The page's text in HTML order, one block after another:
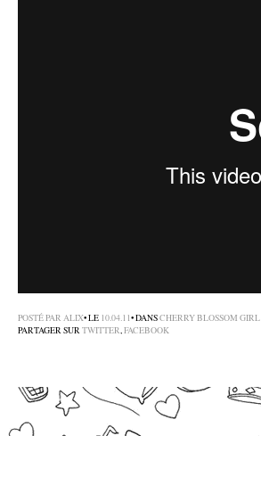
POSTÉ PAR ALIX• LE 10.04.11• DANSCHERRY BLOSSOM
PARTAGER SURTWITTER,FACEBOOK